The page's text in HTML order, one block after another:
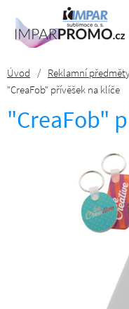
Úvod / Reklamní
"CreaFob" přívěšek na klíče
"CreaFob"